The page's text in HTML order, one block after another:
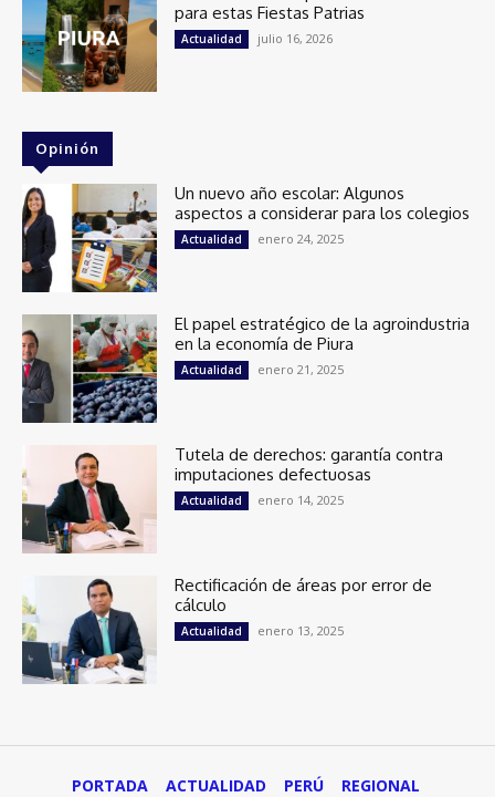
para estas Fiestas Patrias
Actualidad julio 16, 2026
Opinión
Un nuevo año escolar: Algunos
aspectos a considerar para los colegios
Actualidad enero 24, 2025
El papel estratégico de la agroindustria
en la economía de Piura
Actualidad enero 21, 2025
Tutela de derechos: garantía contra
imputaciones defectuosas
Actualidad enero 14, 2025
Rectificación de áreas por error de
cálculo
Actualidad enero 13, 2025
PORTADA ACTUALIDAD PERÚ REGIONAL